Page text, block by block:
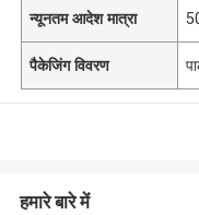
न्यूनतम आदेश मात्रा
पैकेजिंग विवरण
हमारे बारे में